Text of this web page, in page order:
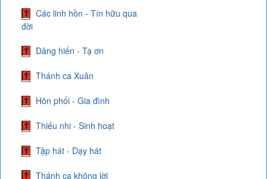
Các linh hồn - Tín hữu qua
đời
Dâng hiến - Tạ ơn
Thánh ca Xuân
Hôn phối - Gia đình
Thiếu nhi - Sinh hoạt
Tập hát - Dạy hát
Thánh ca không lời